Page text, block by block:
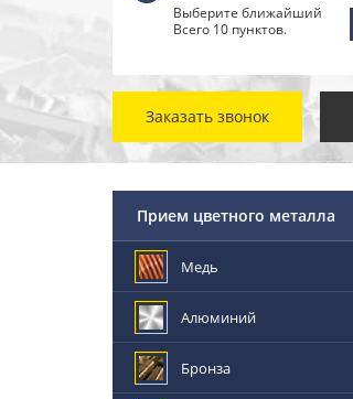
Выберите ближайший
Всего 10 пунктов.
Заказать звонок
Прием цветного металла
Медь
Алюминий
Бронза